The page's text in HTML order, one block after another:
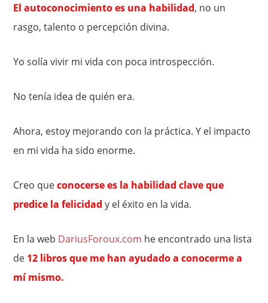
El autoconocimiento es una habilidad, no un
rasgo, talento o percepción divina.
Yo solía ​​vivir mi vida con poca introspección.
No tenía idea de quién era.
Ahora, estoy mejorando con la práctica. Y el impacto
en mi vida ha sido enorme.
Creo queconocerse es la habilidad clave que
predice la felicidad y el éxito en la vida.
En la web DariusForoux.com he encontrado una lista
de 12 libros que me han ayudado a conocerme a
mí mismo.